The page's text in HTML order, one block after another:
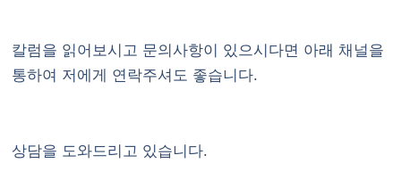
칼럼을 읽어보시고 문의사항이 있으시다면 아래 채널을
통하여 저에게 연락주셔도 좋습니다.
상담을 도와드리고 있습니다.